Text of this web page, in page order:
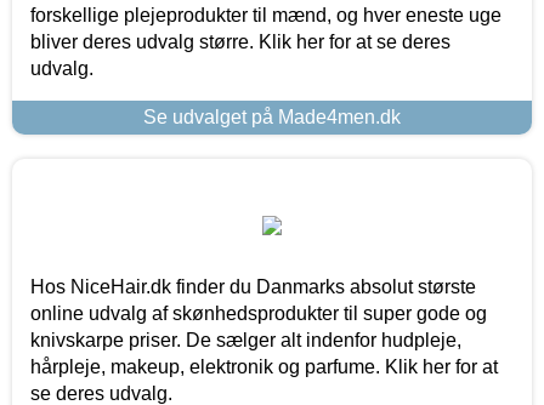
forskellige plejeprodukter til mænd, og hver eneste uge
bliver deres udvalg større. Klik her for at se deres
udvalg.
Se udvalget på Made4men.dk
Hos NiceHair.dk finder du Danmarks absolut største
online udvalg af skønhedsprodukter til super gode og
knivskarpe priser. De sælger alt indenfor hudpleje,
hårpleje, makeup, elektronik og parfume. Klik her for at
se deres udvalg.